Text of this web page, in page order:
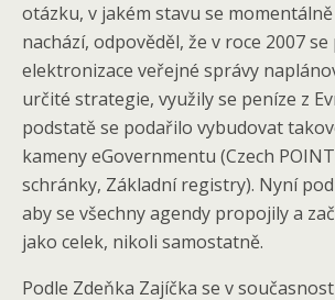
otázku, v jakém stavu se
nachází, odpověděl, že v roce 2007
elektronizace veřejné správy
určité strategie, využily se peníze z
podstatě se podařilo vybudovat
kameny eGovernmentu (Czech
schránky, Základní registry). Nyní
aby se všechny agendy propojily a
jako celek, nikoli samostatně.
Podle Zdeňka Zajíčka se v